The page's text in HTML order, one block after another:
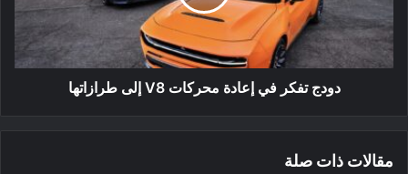
إلى
طرازاتها
دودج تفكر في إعادة محركات V8 إلى طرازاتها
مقالات ذات صلة